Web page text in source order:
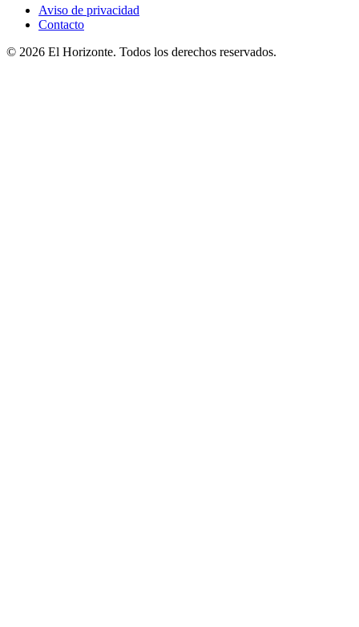
Aviso de privacidad
Contacto
© 2026 El Horizonte. Todos los derechos reservados.